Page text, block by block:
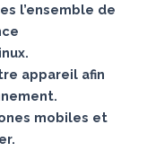
l’ensemble de
appareil afin
mobiles et